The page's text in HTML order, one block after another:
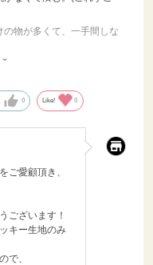
物が多くて、一手間しな
カスタードでも使って、
あげても喜ぶだろうし、
0 Like! 0
ご愛顧頂き、
ございます！
キー生地のみ
で、